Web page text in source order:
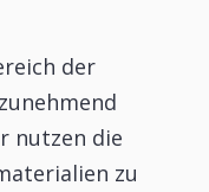
der
nutzen die
zu